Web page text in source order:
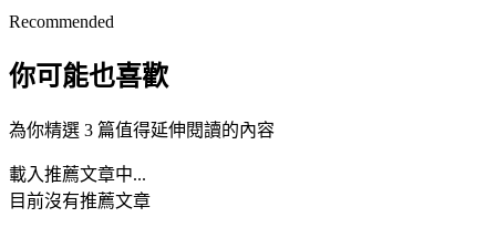
Recommended
你可能也喜歡
為你精選 3 篇值得延伸閱讀的內容
載入推薦文章中...
目前沒有推薦文章